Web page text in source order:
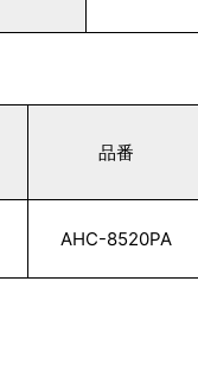
品番
AHC-8520PA